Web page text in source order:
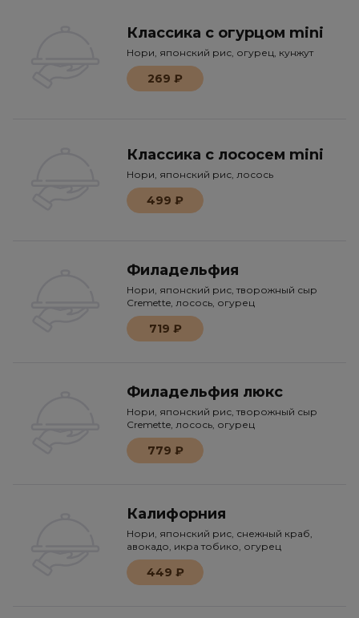
Классика с огурцом mini
Нори, японский рис, огурец, кунжут
269 ₽
Классика с лососем mini
Нори, японский рис, лосось
499 ₽
Филадельфия
Нори, японский рис, творожный сыр
Cremette, лосось, огурец
719 ₽
Филадельфия люкс
Нори, японский рис, творожный сыр
Cremette, лосось, огурец
779 ₽
Калифорния
Нори, японский рис, снежный краб,
авокадо, икра тобико, огурец
449 ₽